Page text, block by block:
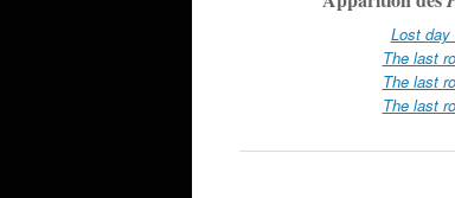
Lost day
The last
The last
The last